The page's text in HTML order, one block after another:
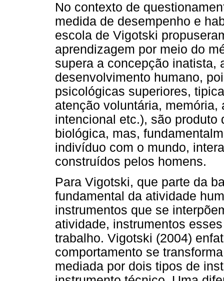
No contexto de
medida de desempenho e
escola de Vigotski
aprendizagem por meio do
supera a concepção inatista,
desenvolvimento humano,
psicológicas superiores,
atenção voluntária,
intencional etc.), são produto
biológica, mas,
indivíduo com o mundo,
construídos pelos homens.
Para Vigotski, que parte da
fundamental da atividade
instrumentos que se
atividade, instrumentos
trabalho. Vigotski (2004)
comportamento se
mediada por dois tipos de